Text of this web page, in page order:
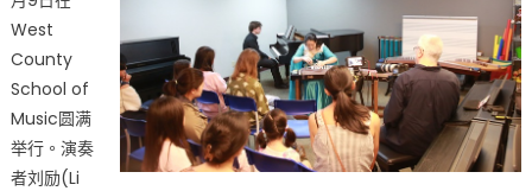
交
汇：
刘
励
(Li
Statler)
West
County
School of
Music圆满
举行。演奏
者刘励(Li